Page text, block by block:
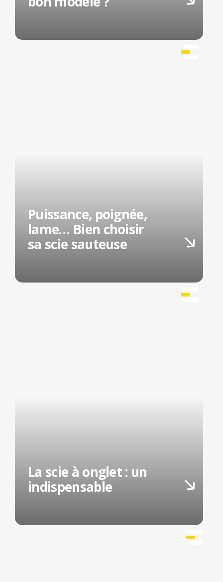
Puissance, poignée,
lame… Bien choisir
sa scie sauteuse
La scie à onglet : un
indispensable